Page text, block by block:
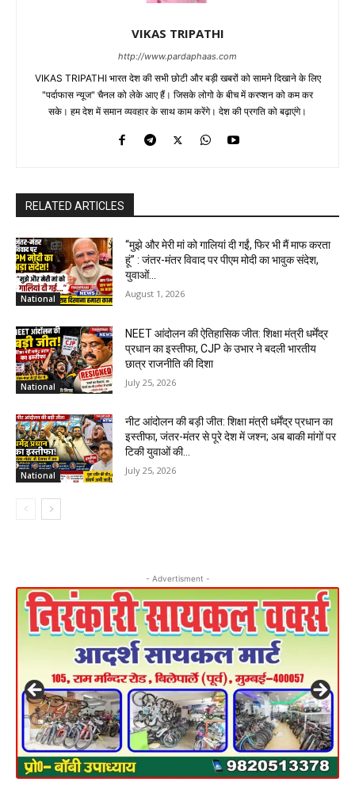
VIKAS TRIPATHI
http://www.pardaphaas.com
VIKAS TRIPATHI भारत देश की सभी छोटी और बड़ी खबरों को सामने दिखाने के लिए
"पर्दाफास न्यूज" चैनल को लेके आए हैं। जिसके लोगो के बीच में करप्शन को कम कर
सके। हम देश में समान व्यवहार के साथ काम करेंगे। देश की प्रगति को बढ़ाएंगे।
RELATED ARTICLES
National
“मुझे और मेरी मां को गालियां दी गईं, फिर भी मैं माफ करता
हूं” : जंतर-मंतर विवाद पर पीएम मोदी का भावुक संदेश,
युवाओं...
August 1, 2026
National
NEET आंदोलन की ऐतिहासिक जीत: शिक्षा मंत्री धर्मेंद्र
प्रधान का इस्तीफा, CJP के उभार ने बदली भारतीय
छात्र राजनीति की दिशा
July 25, 2026
National
नीट आंदोलन की बड़ी जीत: शिक्षा मंत्री धर्मेंद्र प्रधान का
इस्तीफा, जंतर-मंतर से पूरे देश में जश्न; अब बाकी मांगों पर
टिकी युवाओं की...
July 25, 2026
- Advertisment -